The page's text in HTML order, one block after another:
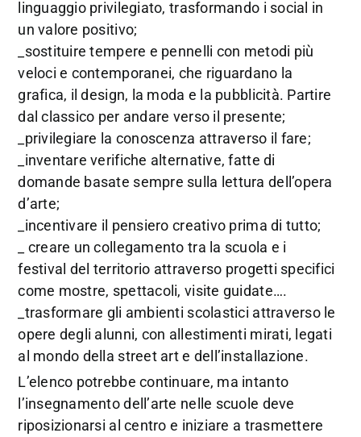
linguaggio privilegiato, trasformando i social in
un valore positivo;
_sostituire tempere e pennelli con metodi più
veloci e contemporanei, che riguardano la
grafica, il design, la moda e la pubblicità. Partire
dal classico per andare verso il presente;
_privilegiare la conoscenza attraverso il fare;
_inventare verifiche alternative, fatte di
domande basate sempre sulla lettura dell’opera
d’arte;
_incentivare il pensiero creativo prima di tutto;
_ creare un collegamento tra la scuola e i
festival del territorio attraverso progetti specifici
come mostre, spettacoli, visite guidate….
_trasformare gli ambienti scolastici attraverso le
opere degli alunni, con allestimenti mirati, legati
al mondo della street art e dell’installazione.
L’elenco potrebbe continuare, ma intanto
l’insegnamento dell’arte nelle scuole deve
riposizionarsi al centro e iniziare a trasmettere